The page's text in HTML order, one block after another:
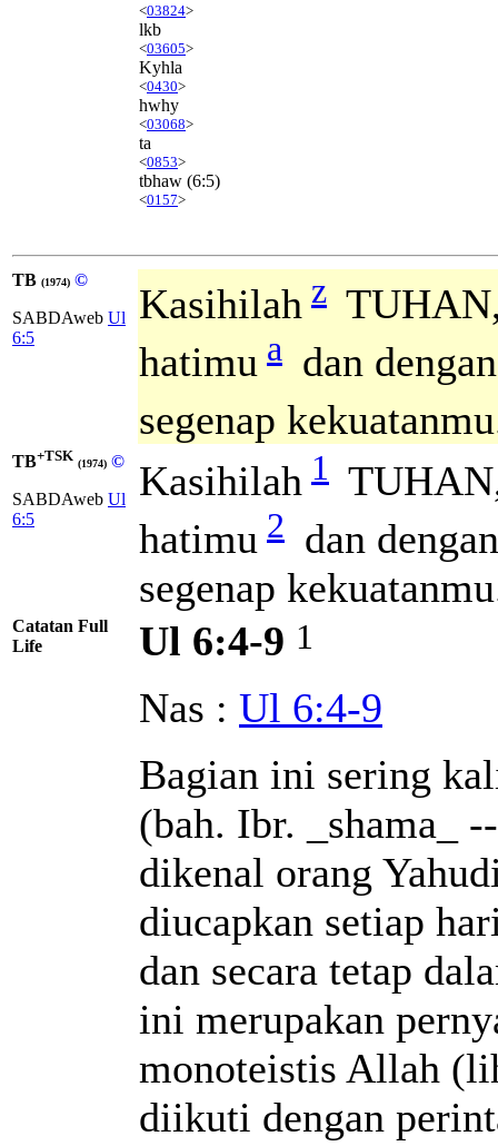
<03824>
lkb
<03605>
Kyhla
<0430>
hwhy
<03068>
ta
<0853>
tbhaw (6:5)
<0157>
TB (1974) ©
SABDAweb Ul
6:5
Kasihilah z
hatimu a dan
segenap
TB+TSK (1974) ©
SABDAweb Ul
6:5
Kasihilah 1
hatimu 2 dan
segenap
Catatan Full
Life
Ul 6:4-9 1
Nas : Ul 6:4-9
Bagian ini sering
(bah. Ibr. _shama_
dikenal orang
diucapkan setiap
dan secara tetap
ini merupakan
monoteistis Allah
diikuti dengan